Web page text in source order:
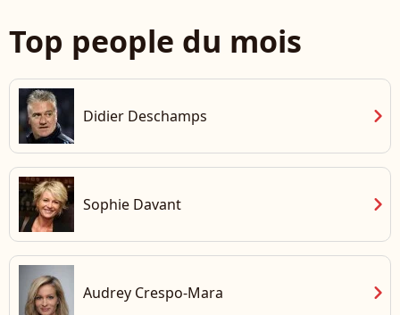
Top people du mois
Didier Deschamps chevron_right
Sophie Davant chevron_right
Audrey Crespo-Mara chevron_right